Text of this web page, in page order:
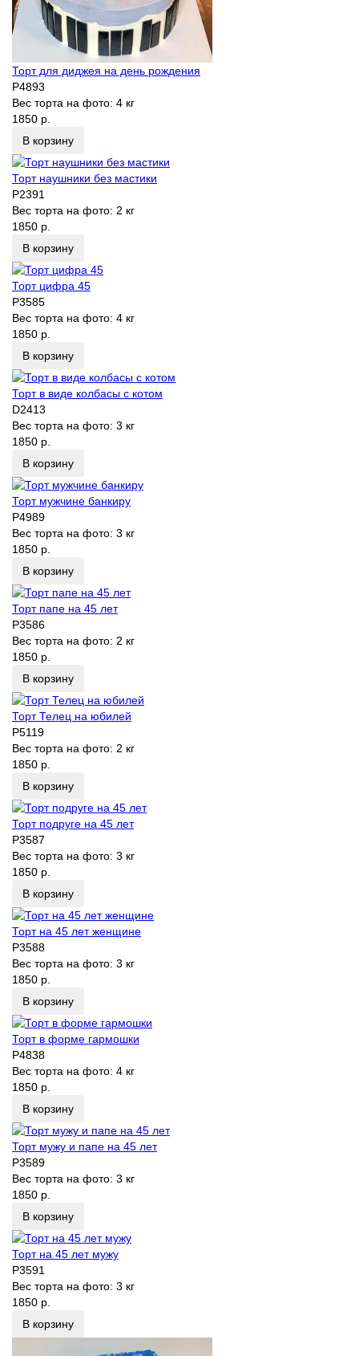
Торт для диджея на день рождения
P4893
Вес торта на фото: 4 кг
1850 р.
В корзину
Торт наушники без мастики
P2391
Вес торта на фото: 2 кг
1850 р.
В корзину
Торт цифра 45
P3585
Вес торта на фото: 4 кг
1850 р.
В корзину
Торт в виде колбасы с котом
D2413
Вес торта на фото: 3 кг
1850 р.
В корзину
Торт мужчине банкиру
P4989
Вес торта на фото: 3 кг
1850 р.
В корзину
Торт папе на 45 лет
P3586
Вес торта на фото: 2 кг
1850 р.
В корзину
Торт Телец на юбилей
P5119
Вес торта на фото: 2 кг
1850 р.
В корзину
Торт подруге на 45 лет
P3587
Вес торта на фото: 3 кг
1850 р.
В корзину
Торт на 45 лет женщине
P3588
Вес торта на фото: 3 кг
1850 р.
В корзину
Торт в форме гармошки
P4838
Вес торта на фото: 4 кг
1850 р.
В корзину
Торт мужу и папе на 45 лет
P3589
Вес торта на фото: 3 кг
1850 р.
В корзину
Торт на 45 лет мужу
P3591
Вес торта на фото: 3 кг
1850 р.
В корзину